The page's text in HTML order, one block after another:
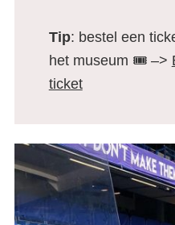
Tip: bestel een
het museum 🎟️ –>
ticket